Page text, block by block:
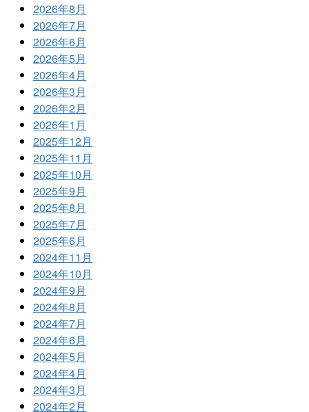
2026年8月
2026年7月
2026年6月
2026年5月
2026年4月
2026年3月
2026年2月
2026年1月
2025年12月
2025年11月
2025年10月
2025年9月
2025年8月
2025年7月
2025年6月
2024年11月
2024年10月
2024年9月
2024年8月
2024年7月
2024年6月
2024年5月
2024年4月
2024年3月
2024年2月